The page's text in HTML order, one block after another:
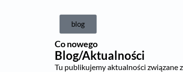
blog
Co nowego
Blog/Aktualności
Tu publikujemy aktualności związane